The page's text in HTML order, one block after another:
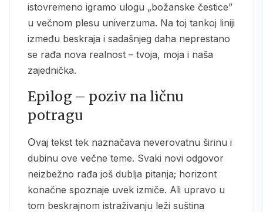
istovremeno igramo ulogu „božanske čestice”
u večnom plesu univerzuma. Na toj tankoj liniji
između beskraja i sadašnjeg daha neprestano
se rađa nova realnost – tvoja, moja i naša
zajednička.
Epilog – poziv na ličnu
potragu
Ovaj tekst tek naznačava neverovatnu širinu i
dubinu ove večne teme. Svaki novi odgovor
neizbežno rađa još dublja pitanja; horizont
konačne spoznaje uvek izmiče. Ali upravo u
tom beskrajnom istraživanju leži suština